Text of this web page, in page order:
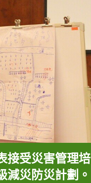
接受災害管理培
減災防災計劃。